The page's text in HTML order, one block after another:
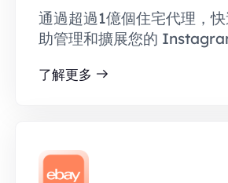
通過超過1億個住宅代理，
助管理和擴展您的
了解更多